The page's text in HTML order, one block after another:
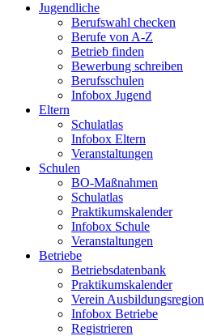
Main
navigation
Jugendliche
Berufswahl checken
Berufe von A-Z
Betrieb finden
Bewerbung schreiben
Berufsschulen
Infobox Jugend
Eltern
Schulatlas
Infobox Eltern
Veranstaltungen
Schulen
BO-Maßnahmen
Schulatlas
Praktikumskalender
Infobox Schule
Veranstaltungen
Betriebe
Betriebsdatenbank
Praktikumskalender
Verein Ausbildungsregion
Infobox Betriebe
Registrieren